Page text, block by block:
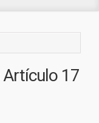
Artículo 17